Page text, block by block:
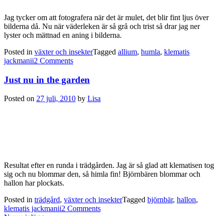
Jag tycker om att fotografera när det är mulet, det blir fint ljus över
bilderna då. Nu när väderleken är så grå och trist så drar jag ner
lyster och mättnad en aning i bilderna.
Posted in växter och insekterTagged allium, humla, klematis
jackmanii2 Comments
Just nu in the garden
Posted on 27 juli, 2010 by Lisa
Resultat efter en runda i trädgården. Jag är så glad att klematisen tog
sig och nu blommar den, så himla fin! Björnbären blommar och
hallon har plockats.
Posted in trädgård, växter och insekterTagged björnbär, hallon,
klematis jackmanii2 Comments